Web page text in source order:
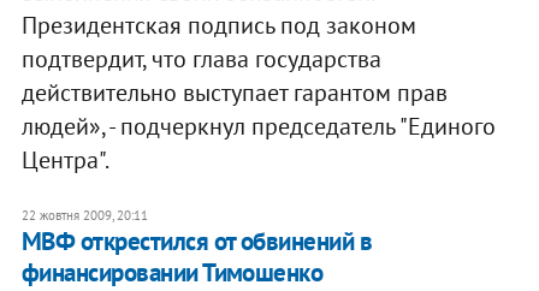
Президентская подпись под законом
подтвердит, что глава государства
действительно выступает гарантом прав
людей», - подчеркнул председатель "Единого
Центра".
22 жовтня 2009, 20:11
МВФ открестился от обвинений в
финансировании Тимошенко